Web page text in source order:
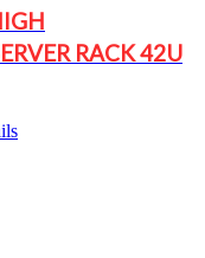
RACK 42U